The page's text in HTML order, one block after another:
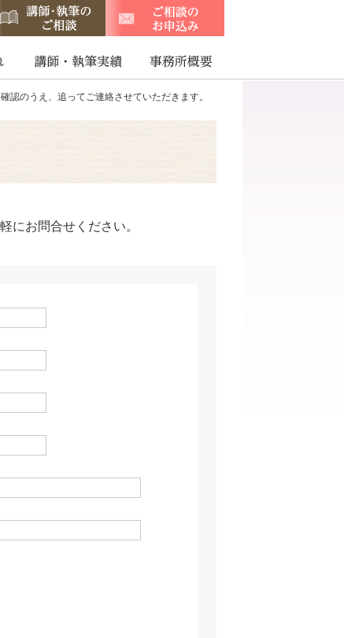
認のうえ、追ってご連絡させていただきます。
にお問合せください。